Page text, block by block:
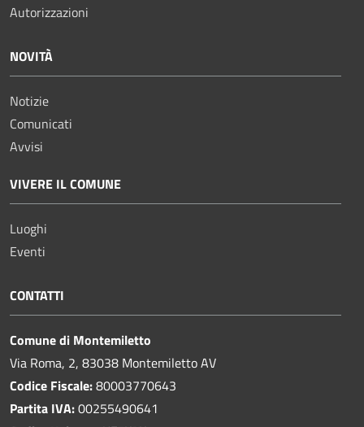
Autorizzazioni
NOVITÀ
Notizie
Comunicati
Avvisi
VIVERE IL COMUNE
Luoghi
Eventi
CONTATTI
Comune di Montemiletto
Via Roma, 2, 83038 Montemiletto AV
Codice Fiscale:80003770643
Partita IVA:00255490641